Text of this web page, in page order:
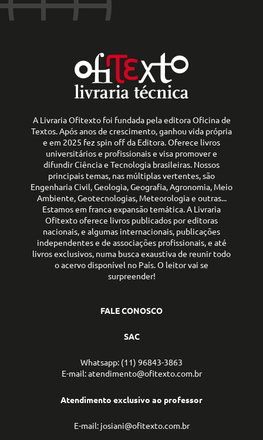
A Livraria Ofitexto foi fundada pela editora Oficina de
Textos. Após anos de crescimento, ganhou vida própria
e em 2025 fez spin off da Editora. Oferece livros
universitários e profissionais e visa promover e
difundir Ciência e Tecnologia brasileiras. Nossos
principais temas, nas múltiplas vertentes, são
Engenharia Civil, Geologia, Geografia, Agronomia, Meio
Ambiente, Geotecnologias, Meteorologia e outras...
Estamos em franca expansão temática. A Livraria
Ofitexto oferece livros publicados por editoras
nacionais, e algumas internacionais, publicações
independentes e de associações profissionais, e até
livros exclusivos, numa busca exaustiva de reunir todo
o acervo disponível no País. O leitor vai se
surpreender!
FALE CONOSCO
SAC
Whatsapp: (11) 96843-3863
E-mail: atendimento@ofitexto.com.br
Atendimento exclusivo ao professor
E-mail: josiani@ofitexto.com.br